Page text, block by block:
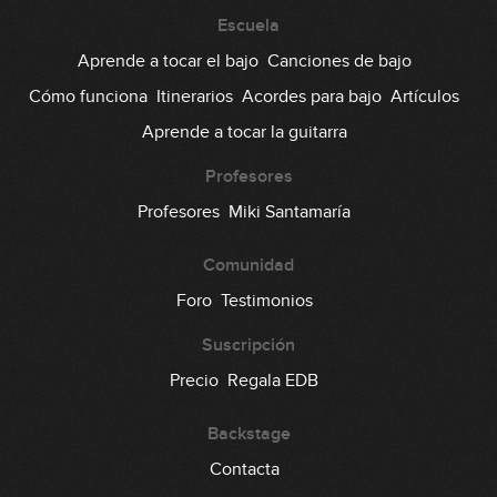
09:34
#67: Get Up Funkier (Intro y Riff)
#68: Groove con marcas en Am
#69: Bulerías en Am
Escuela
Aprende a tocar el bajo Canciones de bajo
Cómo funciona Itinerarios Acordes para bajo Artículos
Aprende a tocar la guitarra
Profesores
Profesores Miki Santamaría
Comunidad
Foro Testimonios
Suscripción
Precio Regala EDB
Backstage
Contacta